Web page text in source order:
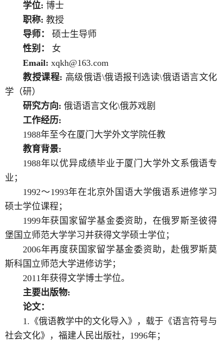
学位: 博士
职称: 教授
导师：
硕士生导师
性别：
女
Email: xqkh@163.com
教授课程: 高级俄语\俄语报刊选读\俄语语言文化
学（研）
研究方向: 俄语语言文化\俄苏戏剧
工作经历:
1988年至今在厦门大学外文学院任教
教育背景:
1988年以优异成绩毕业于厦门大学外文系俄语专
业；
1992～1993年在北京外国语大学俄语系进修学习
硕士学位课程；
1999年获国家留学基金委资助，在俄罗斯圣彼得
堡国立师范大学学习并获得文学硕士学位；
2006年再度获国家留学基金委资助，赴俄罗斯莫
斯科国立师范大学进修访学；
2011年获得文学博士学位。
主要出版物:
论文：
1.《俄语教学中的文化导入》，载于《语言符号与
社会文化》，福建人民出版社，1996年；